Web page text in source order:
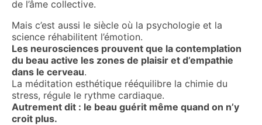
de l’âme collective.
Mais c’est aussi le siècle où la psychologie et la
science réhabilitent l’émotion.
Les neurosciences prouvent que la contemplation
du beau active les zones de plaisir et d’empathie
dans le cerveau.
La méditation esthétique rééquilibre la chimie du
stress, régule le rythme cardiaque.
Autrement dit : le beau guérit même quand on n’y
croit plus.